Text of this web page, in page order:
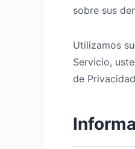
sobre sus
Utilizamos
Servicio,
de